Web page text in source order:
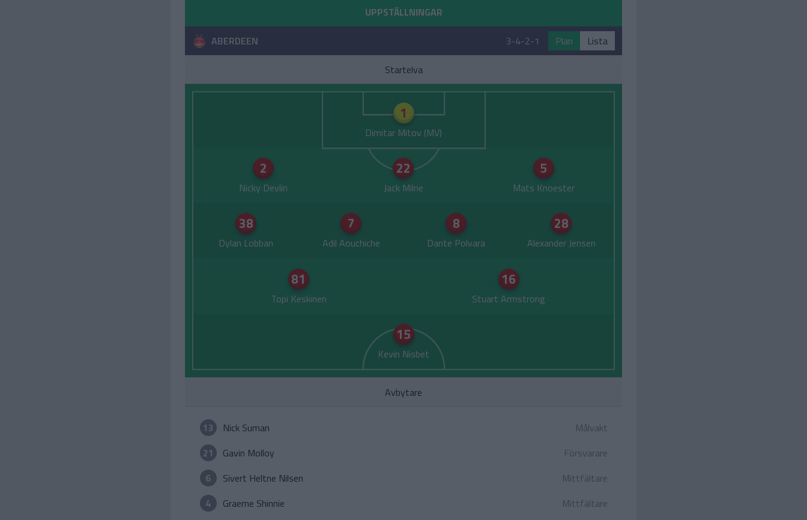
UPPSTÄLLNINGAR
ABERDEEN
3-4-2-1 Plan
Lista
Startelva
1
Dimitar Mitov
2
Nicky Devlin
22
Jack Milne
5
Mats Knoester
38
Dylan Lobban
7
Adil Aouchiche
8
Dante Polvara
28
Alexander Jensen
81
Topi Keskinen
16
Stuart Armstrong
15
Kevin Nisbet
Avbytare
13 Nick Suman
Målvakt
21
Gavin Molloy
Försvarare
6
Sivert Heltne Nilsen
Mittfältare
4
Graeme Shinnie Mittfältare